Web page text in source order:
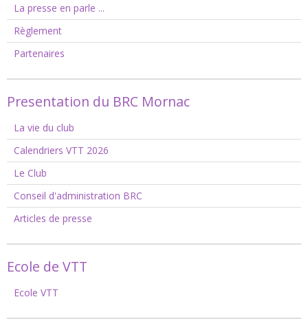
La presse en parle ...
Règlement
Partenaires
Presentation du BRC Mornac
La vie du club
Calendriers VTT 2026
Le Club
Conseil d'administration BRC
Articles de presse
Ecole de VTT
Ecole VTT